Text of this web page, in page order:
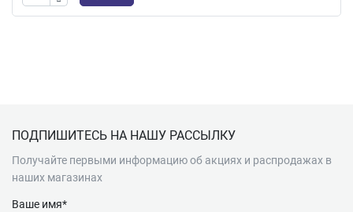
ПОДПИШИТЕСЬ НА НАШУ РАССЫЛКУ
Получайте первыми информацию об акциях и распродажах в
наших магазинах
Ваше имя*